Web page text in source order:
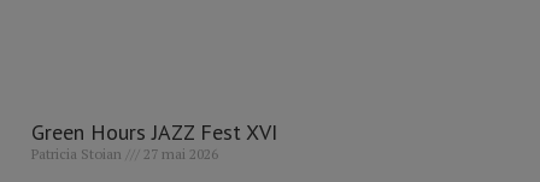
Green Hours JAZZ Fest XVI
Patricia Stoian 27 mai 2026